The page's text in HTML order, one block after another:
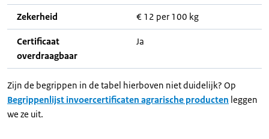
Zekerheid € 12 per 100 kg
Certificaat
overdraagbaar
Ja
Zijn de begrippen in de tabel hierboven niet duidelijk? Op
Begrippenlijst invoercertificaten agrarische producten leggen
we ze uit.